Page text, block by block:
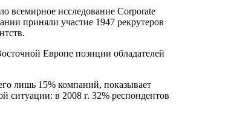
всемирное исследование Corporate
приняли участие 1947 рекрутеров
Европе позиции обладателей
лишь 15% компаний, показывает
ситуации: в 2008 г. 32% респондентов